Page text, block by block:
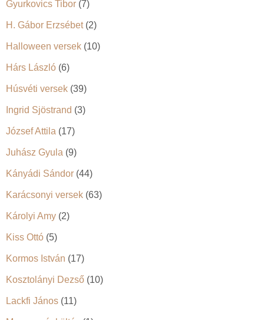
Gyurkovics Tibor (7)
H. Gábor Erzsébet(2)
Halloween versek (10)
Hárs László (6)
Húsvéti versek (39)
Ingrid Sjöstrand (3)
József Attila (17)
Juhász Gyula (9)
Kányádi Sándor (44)
Karácsonyi versek (63)
Károlyi Amy (2)
Kiss Ottó (5)
Kormos István (17)
Kosztolányi Dezső (10)
Lackfi János (11)